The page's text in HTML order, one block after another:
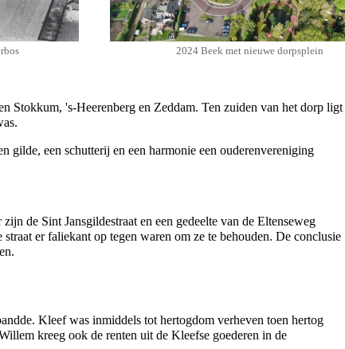
2024 Beek met nieuwe dorpsplein
Stokkum, 's-Heerenberg en Zeddam. Ten zuiden van het dorp ligt
gilde, een schutterij en een harmonie een ouderenvereniging
zijn de Sint Jansgildestraat en een gedeelte van de Eltenseweg
er faliekant op tegen waren om ze te behouden. De conclusie
Kleef was inmiddels tot hertogdom verheven toen hertog
kreeg ook de renten uit de Kleefse goederen in de